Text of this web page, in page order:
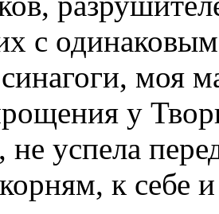
с
моя
у
успела
к себе